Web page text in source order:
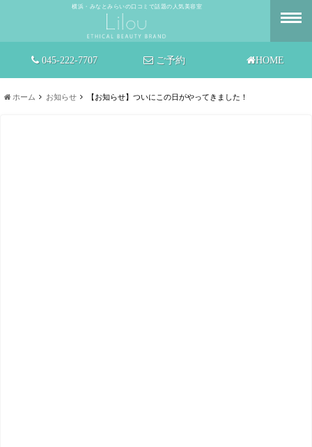
横浜・みなとみらいの口コミで話題の人気美容室
HOME
ご予約
045-222-7707
ホーム お知らせ 【お知らせ】ついにこの日がやってきました！